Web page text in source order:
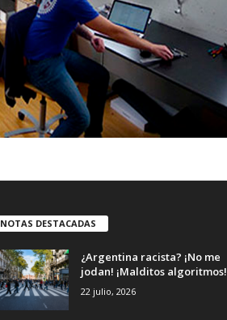
NOTAS DESTACADAS
¿Argentina racista? ¡No me
jodan! ¡Malditos algoritmos!
22 julio, 2026